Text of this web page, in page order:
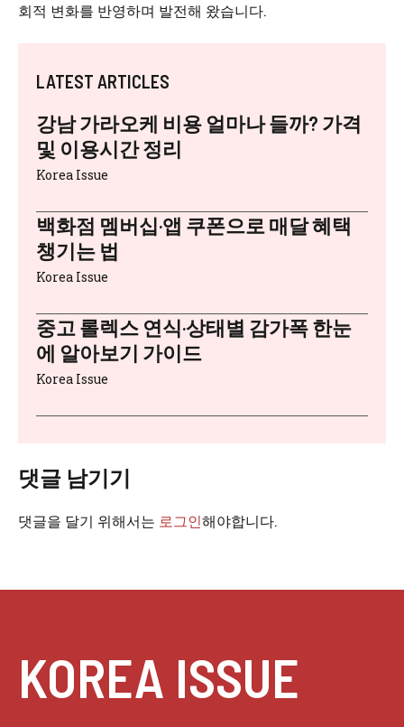
회적 변화를 반영하며 발전해 왔습니다.
LATEST ARTICLES
강남 가라오케 비용 얼마나 들까? 가격
및 이용시간 정리
Korea Issue
백화점 멤버십·앱 쿠폰으로 매달 혜택
챙기는 법
Korea Issue
중고 롤렉스 연식·상태별 감가폭 한눈
에 알아보기 가이드
Korea Issue
댓글 남기기
댓글을 달기 위해서는 로그인해야합니다.
KOREA ISSUE